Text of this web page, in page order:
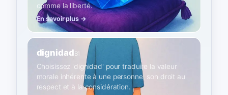
comme la liberté.
En savoir plus →
dignidadB1
Choisissez 'dignidad' pour traduire la valeur
morale inhérente à une personne, son droit au
respect et à la considération.